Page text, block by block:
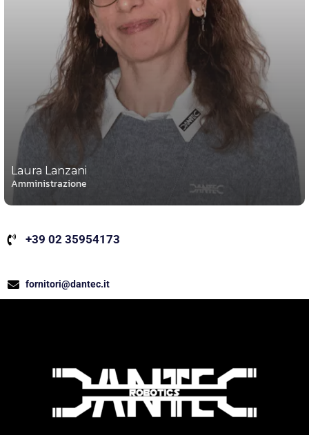
Laura Lanzani
Amministrazione
+39 02 35954173
fornitori@dantec.it